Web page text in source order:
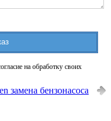
на обработку своих
замена бензонасоса